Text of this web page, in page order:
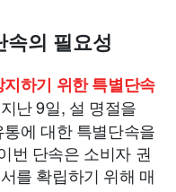
속의 필요성
하기 위한 특별단속
난 9일, 설 명절을
에 대한 특별단속을
번 단속은 소비자 권
를 확립하기 위해 매